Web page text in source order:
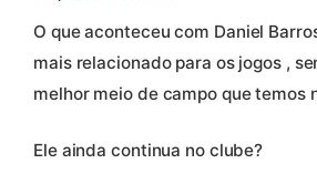
O que aconteceu com Daniel
mais relacionado para os jogos ,
melhor meio de campo que temos
Ele ainda continua no clube?